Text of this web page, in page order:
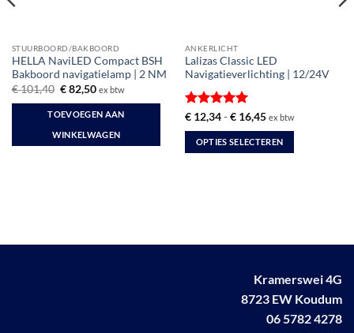
STUURBOORD/BAKBOORD
HELLA NaviLED Compact BSH
Bakboord navigatielamp | 2 NM
€101,40 Oorspronkelijke
was:
€ 101,40.
€82,50Huidige
is:
€ 82,50.
ex btw
TOEVOEGEN AAN
WINKELWAGEN
ANKERLICHT
Lalizas Classic LED
Navigatieverlichting | 12/24V
Gewaardeerd
5uit 5
€12,34 - €16,45Prijsklasse:
tot
€ 16,45
ex btw
OPTIES SELECTEREN
Deze
Kramerswei 4G
8723 EW Koudum
06 5782 4278